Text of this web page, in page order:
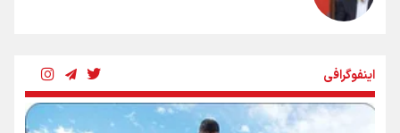
بنزین؛ تدبیری برای حفظ امنیت انرژی
اینفوگرافی